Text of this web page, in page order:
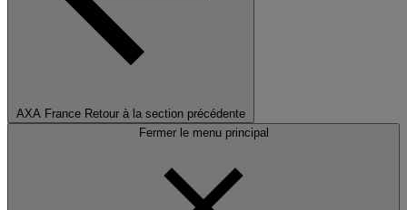
AXA France Retour à la section précédente
Fermer le menu principal